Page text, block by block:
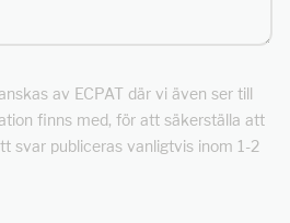
av ECPAT där vi även ser till
finns med, för att säkerställa att
svar publiceras vanligtvis inom 1-2